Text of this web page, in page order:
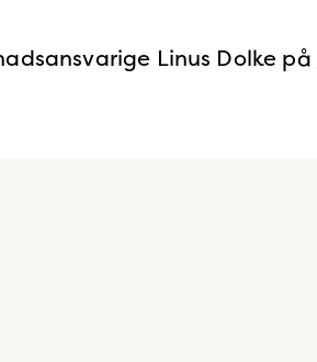
Linus Dolke på